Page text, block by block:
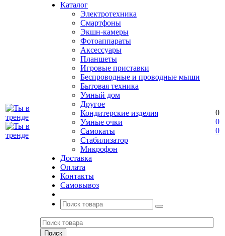
Каталог
Электротехника
Смартфоны
Экшн-камеры
Фотоаппараты
Аксессуары
Планшеты
Игровые приставки
Беспроводные и проводные мыши
Бытовая техника
Умный дом
Другое
Кондитерские изделия
Умные очки
Самокаты
Стабилизатор
Микрофон
Доставка
Оплата
Контакты
Самовывоз
0
0
0